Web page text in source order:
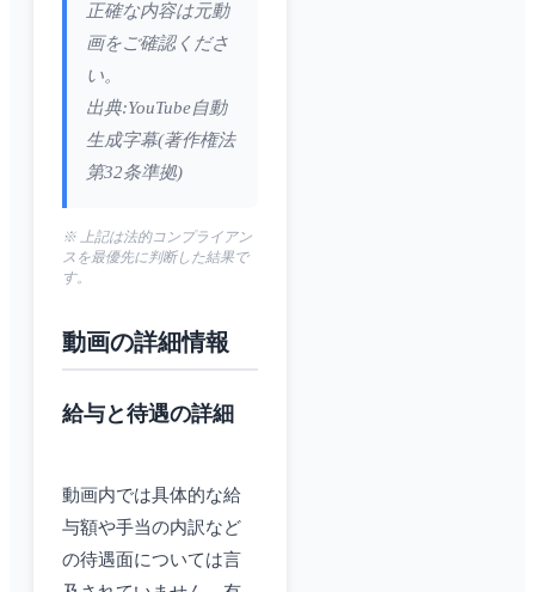
正確な内容は元動
画をご確認くださ
い。
出典:YouTube自動
生成字幕(著作権法
第32条準拠)
※ 上記は法的コンプライアン
スを最優先に判断した結果で
す。
動画の詳細情報
給与と待遇の詳細
動画内では具体的な給
与額や手当の内訳など
の待遇面については言